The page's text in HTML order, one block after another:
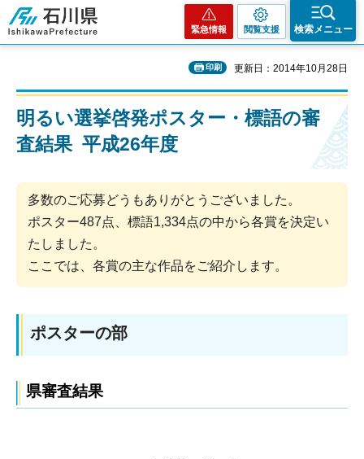
石川県
緊急情報 閲覧支援 検索メニュー
印刷 更新日：2014年10月28日
明るい選挙啓発ポスター・標語の審
査結果 平成26年度
多数のご応募どうもありがとうございました。
ポスター487点、標語1,334点の中から各賞を決定い
たしました。
ここでは、各賞の主な作品をご紹介します。
ポスターの部
県審査結果